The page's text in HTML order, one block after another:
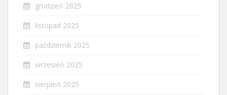
grudzień 2025
listopad 2025
październik 2025
wrzesień 2025
sierpień 2025